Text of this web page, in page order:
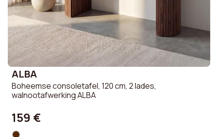
ALBA
Boheemse consoletafel, 120 cm, 2 lades,
walnootafwerking ALBA
159 €